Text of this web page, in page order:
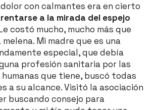
con calmantes era en cierto
a la mirada del espejo
costó mucho, mucho más que
Mi madre que es una
especial, que debía
profesión sanitaria por las
que tiene, buscó todas
a su alcance. Visitó la asociación
buscando consejo para